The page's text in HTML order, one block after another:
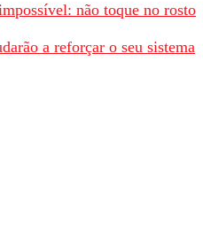
não toque no rosto
a reforçar o seu sistema